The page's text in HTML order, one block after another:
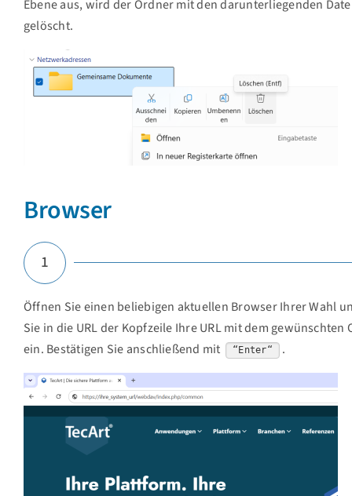
Ebene aus, wird der Ordner mit den darunterliegenden
gelöscht.
Browser
1
Öffnen Sie einen beliebigen aktuellen Browser Ihrer Wahl
Sie in die URL der Kopfzeile Ihre URL mit dem gewünschten
ein. Bestätigen Sie anschließend mit
“Enter“ .